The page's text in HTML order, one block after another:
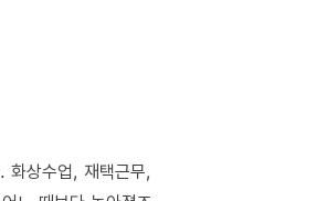
화상수업, 재택근무,